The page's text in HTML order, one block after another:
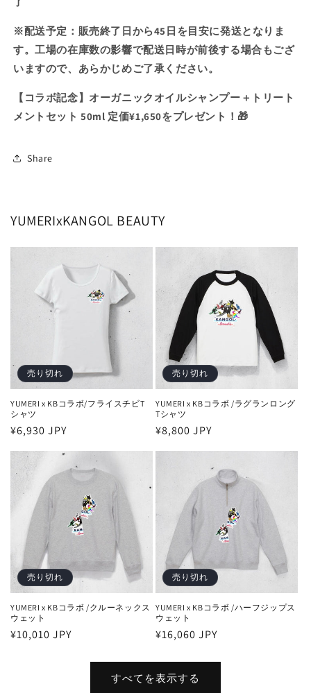
※配送予定：販売終了日から45日を目安に発送となりま
す。工場の在庫数の影響で配送日時が前後する場合もござ
いますので、あらかじめご了承ください。
【コラボ記念】 オーガニックオイルシャンプー＋トリート
メントセット 50ml 定価¥1,650をプレゼント！🎁
Share
YUMERIxKANGOL BEAUTY
売り切れ
YUMERI x KBコラボ/フライスチビT
シャツ
通
常
¥6,930 JPY
売り切れ
YUMERI x KBコラボ /ラグランロング
Tシャツ
通
常
¥8,800 JPY
売り切れ
YUMERI x KBコラボ /クルーネックス
ウェット
通
¥10,010 JPY
売り切れ
YUMERI x KBコラボ /ハーフジップス
ウェット
通
格
¥16,060 JPY
すべてを表示する